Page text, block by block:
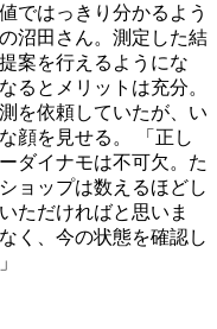
ではっきり分かるよう
沼田さん。測定した結
案を行えるようにな
るとメリットは充分。
を依頼していたが、い
顔を見せる。 「正し
ダイナモは不可欠。た
ョップは数えるほどし
ただければと思いま
く、今の状態を確認し